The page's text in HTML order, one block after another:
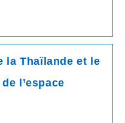
la Thaïlande et le
l’espace